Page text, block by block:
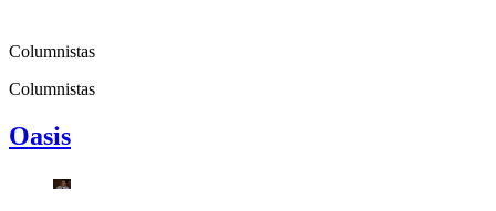
Columnistas
Columnistas
Oasis